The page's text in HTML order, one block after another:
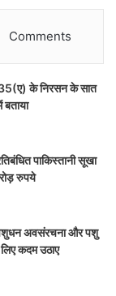
Comments
के निरसन के सात
बताया
पाकिस्तानी सूखा
रुपये
अवसंरचना और पशु
कदम उठाए